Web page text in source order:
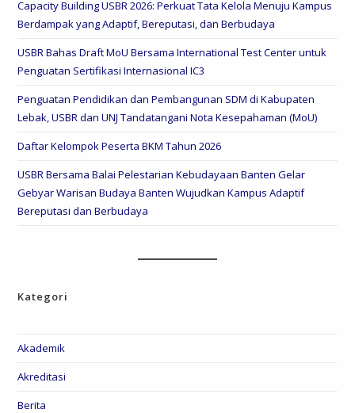
Capacity Building USBR 2026: Perkuat Tata Kelola Menuju Kampus
Berdampak yang Adaptif, Bereputasi, dan Berbudaya
USBR Bahas Draft MoU Bersama International Test Center untuk
Penguatan Sertifikasi Internasional IC3
Penguatan Pendidikan dan Pembangunan SDM di Kabupaten
Lebak, USBR dan UNJ Tandatangani Nota Kesepahaman (MoU)
Daftar Kelompok Peserta BKM Tahun 2026
USBR Bersama Balai Pelestarian Kebudayaan Banten Gelar
Gebyar Warisan Budaya Banten Wujudkan Kampus Adaptif
Bereputasi dan Berbudaya
Kategori
Akademik
Akreditasi
Berita